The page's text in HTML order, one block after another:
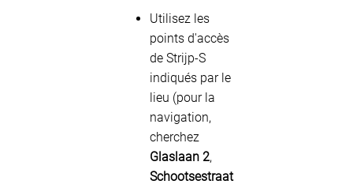
Utilisez les
points d'accès
de Strijp-S
indiqués par le
lieu (pour la
navigation,
cherchez
Glaslaan 2,
Schootsestraat